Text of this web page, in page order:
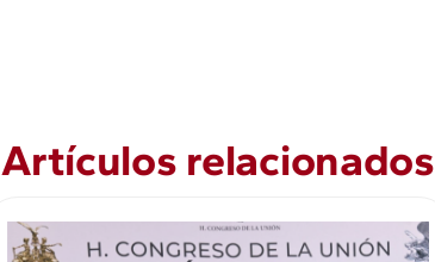
Artículos relacionados